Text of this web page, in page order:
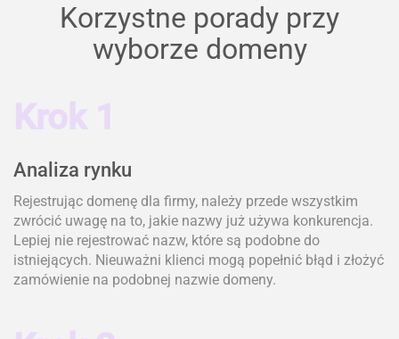
Korzystne porady przy
wyborze domeny
Krok 1
Analiza rynku
Rejestrując domenę dla firmy, należy przede wszystkim
zwrócić uwagę na to, jakie nazwy już używa konkurencja.
Lepiej nie rejestrować nazw, które są podobne do
istniejących. Nieuważni klienci mogą popełnić błąd i złożyć
zamówienie na podobnej nazwie domeny.